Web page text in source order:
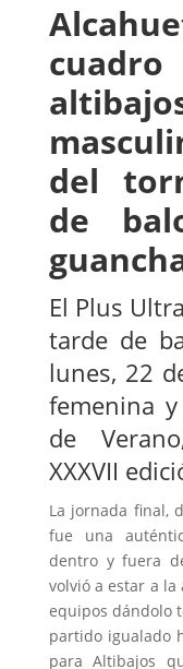
del
de
El Plus
tarde de
lunes, 22
femenina
de
XXXVII
La jornada final,
fue una
dentro y fuera
volvió a estar a
equipos dándolo
partido igualado
para Altibajos